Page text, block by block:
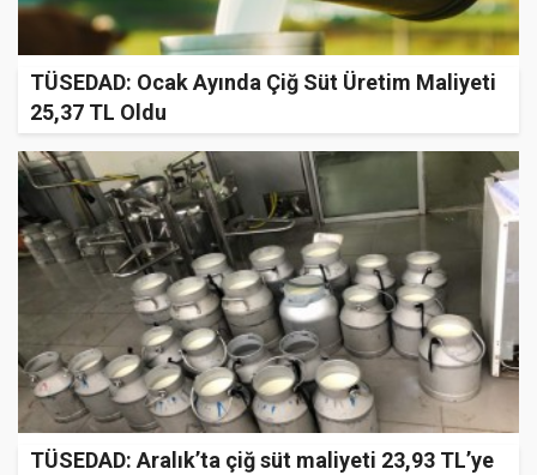
TÜSEDAD: Ocak Ayında Çiğ Süt Üretim Maliyeti
25,37 TL Oldu
TÜSEDAD: Aralık’ta çiğ süt maliyeti 23,93 TL’ye